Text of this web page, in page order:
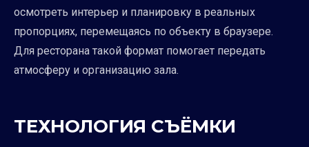
осмотреть интерьер и планировку в реальных
пропорциях, перемещаясь по объекту в браузере.
Для ресторана такой формат помогает передать
атмосферу и организацию зала.
ТЕХНОЛОГИЯ СЪЁМКИ